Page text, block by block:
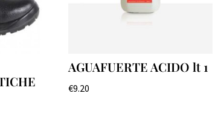
AGUAFUERTE ACIDO lt 1
€9.20